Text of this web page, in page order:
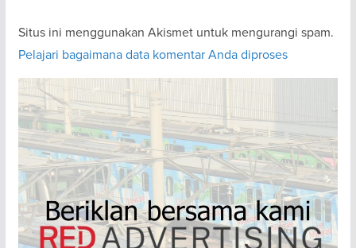
Situs ini menggunakan Akismet untuk mengurangi spam.
Pelajari bagaimana data komentar Anda diproses